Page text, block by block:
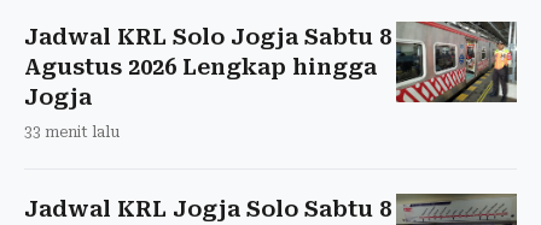
Jadwal KRL Solo Jogja Sabtu 8
Agustus 2026 Lengkap hingga
Jogja
33 menit lalu
Jadwal KRL Jogja Solo Sabtu 8